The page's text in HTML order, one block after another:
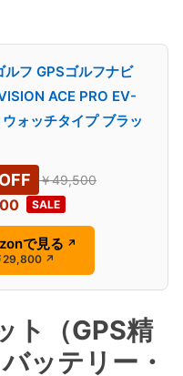
ルフ GPSゴルフナビ
ACE PRO EV-
ォッチタイプ ブラッ
￥49,500
SALE
で見る ↗
29,800 ↗
ト（GPS精
ッテリー・